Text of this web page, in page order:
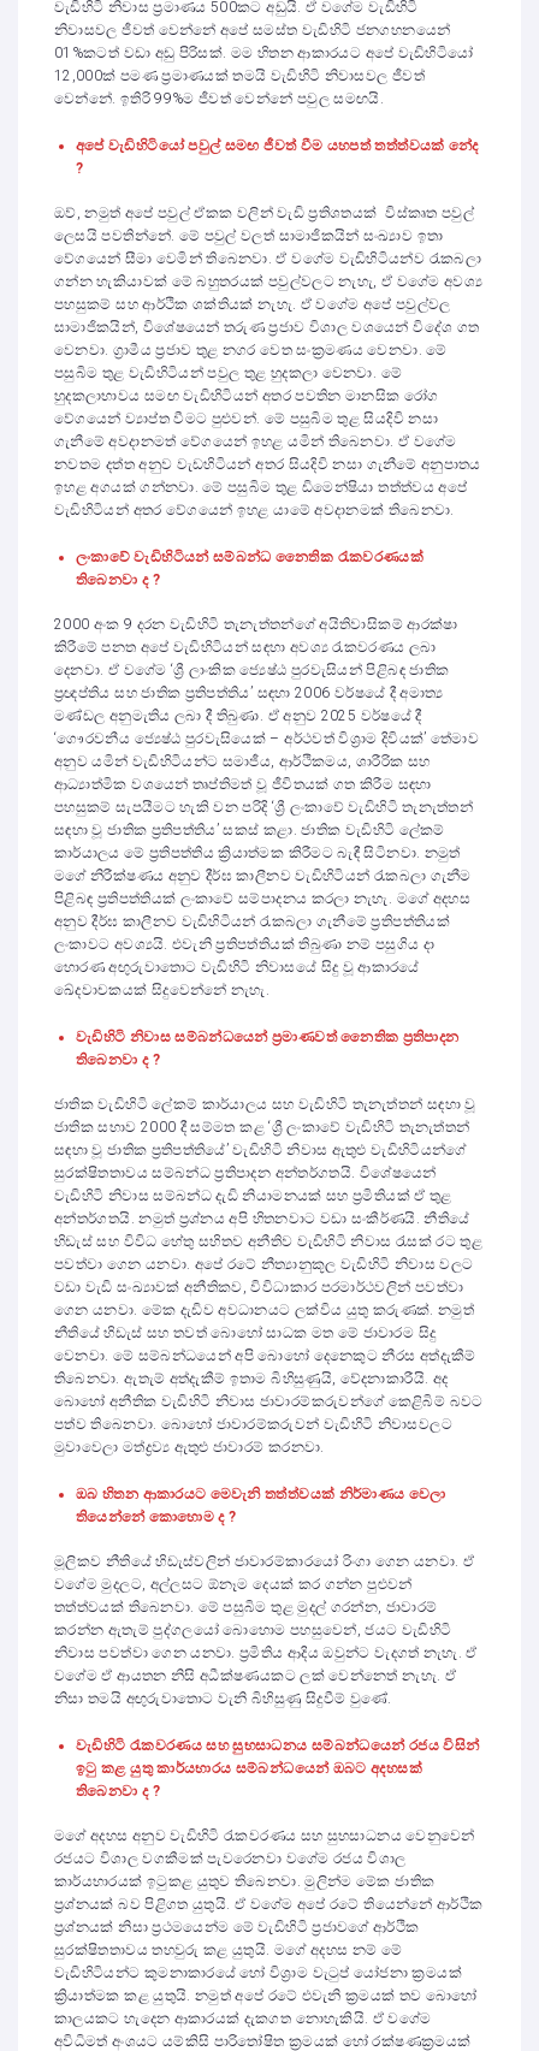
වැඩිහිටි නිවාස ප්‍රමාණය 500කට අඩුයි. ඒ වගේම වැඩිහිටි
නිවාසවල ජීවත් වෙන්නේ අපේ සමස්ත වැඩිහිටි ජනගහනයෙන්
01%කටත් වඩා අඩු පිරිසක්. මම හිතන ආකාරයට අපේ වැඩිහිටියෝ
12,000ක් පමණ ප්‍රමාණයක් තමයි වැඩිහිටි නිවාසවල ජීවත්
වෙන්නේ. ඉතිරි 99%ම ජීවත් වෙන්නේ පවුල සමඟයි.
අපේ වැඩිහිටියෝ පවුල් සමඟ ජීවත් වීම යහපත් තත්ත්වයක් නේද
?
ඔව්, නමුත් අපේ පවුල් ඒකක වලින් වැඩි ප්‍රතිශතයක් විස්කෘත පවුල්
ලෙසයි පවතින්නේ. මේ පවුල් වලත් සාමාජිකයින් සංඛ්‍යාව ඉතා
වේගයෙන් සීමා වෙමින් තිබෙනවා. ඒ වගේම වැඩිහිටියන්ව රැකබලා
ගන්න හැකියාවක් මේ බහුතරයක් පවුල්වලට නැහැ, ඒ වගේම අවශ්‍ය
පහසුකම් සහ ආර්ථික ශක්තියක් නැහැ. ඒ වගේම අපේ පවුල්වල
සාමාජිකයින්, විශේෂයෙන් තරුණ ප්‍රජාව විශාල වශයෙන් විදේශ ගත
වෙනවා. ග්‍රාමීය ප්‍රජාව තුළ නගර වෙත සංක්‍රමණය වෙනවා. මේ
පසුබිම තුළ වැඩිහිටියන් පවුල තුළ හුදකලා වෙනවා. මේ
හුදකලාභාවය සමඟ වැඩිහිටියන් අතර පවතින මානසික රෝග
වේගයෙන් ව්‍යාප්ත වීමට පුළුවන්. මේ පසුබිම තුළ සියදිවි නසා
ගැනීමේ අවදානමත් වේගයෙන් ඉහළ යමින් තිබෙනවා. ඒ වගේම
නවතම දත්ත අනුව වැඩහිටියන් අතර සියදිවි නසා ගැනීමේ අනුපාතය
ඉහළ අගයක් ගන්නවා. මේ පසුබිම තුළ ඩිමෙන්ෂියා තත්ත්වය අපේ
වැඩිහිටියන් අතර වේගයෙන් ඉහළ යාමේ අවදානමක් තිබෙනවා.
ලංකාවේ වැඩිහිටියන් සම්බන්ධ නෛතික රැකවරණයක්
තිබෙනවා ද ?
2000 අංක 9 දරන වැඩිහිටි තැනැත්තන්ගේ අයිතිවාසිකම් ආරක්ෂා
කිරීමේ පනත අපේ වැඩිහිටියන් සඳහා අවශ්‍ය රැකවරණය ලබා
දෙනවා. ඒ වගේම ‘ශ්‍රී ලාංකික ජ්‍යෙෂ්ඨ පුරවැසියන් පිළිබඳ ජාතික
ප්‍රඥප්තිය සහ ජාතික ප්‍රතිපත්තිය’ සඳහා 2006 වර්ෂයේ දී අමාත්‍ය
මණ්ඩල අනුමැතිය ලබා දී තිබුණා. ඒ අනුව 2025 වර්ෂයේ දී
‘ගෞරවනීය ජ්‍යෙෂ්ඨ පුරවැසියෙක් – අර්ථවත් විශ්‍රාම දිවියක්’ තේමාව
අනුව යමින් වැඩිහිටියන්ට සමාජීය, ආර්ථිකමය, ශාරීරික සහ
ආධ්‍යාත්මික වශයෙන් තෘප්තිමත් වූ ජීවිතයක් ගත කිරීම සඳහා
පහසුකම් සැපයීමට හැකි වන පරිදි ‘ශ්‍රී ලංකාවේ වැඩිහිටි තැනැත්තන්
සඳහා වූ ජාතික ප්‍රතිපත්තිය’ සකස් කළා. ජාතික වැඩිහිටි ලේකම්
කාර්යාලය මේ ප්‍රතිපත්තිය ක්‍රියාත්මක කිරීමට බැඳී සිටිනවා. නමුත්
මගේ නිරීක්ෂණය අනුව දීර්ඝ කාලීනව වැඩිහිටියන් රැකබලා ගැනීම
පිළිබඳ ප්‍රතිපත්තියක් ලංකාවේ සම්පාදනය කරලා නැහැ. මගේ අදහස
අනුව දීර්ඝ කාලීනව වැඩිහිටියන් රැකබලා ගැනීමේ ප්‍රතිපත්තියක්
ලංකාවට අවශ්‍යයි. එවැනි ප්‍රතිපත්තියක් තිබුණා නම් පසුගිය දා
හොරණ අඟුරුවාතොට වැඩිහිටි නිවාසයේ සිදු වූ ආකාරයේ
ඛේදවාචකයක් සිදුවෙන්නේ නැහැ.
වැඩිහිටි නිවාස සම්බන්ධයෙන් ප්‍රමාණවත් නෛතික ප්‍රතිපාදන
තිබෙනවා ද ?
ජාතික වැඩිහිටි ලේකම් කාර්යාලය සහ වැඩිහිටි තැනැත්තන් සඳහා වූ
ජාතික සභාව 2000 දී සම්මත කළ ‘ශ්‍රී ලංකාවේ වැඩිහිටි තැනැත්තන්
සඳහා වූ ජාතික ප්‍රතිපත්තියේ’ වැඩිහිටි නිවාස ඇතුළු වැඩිහිටියන්ගේ
සුරක්ෂිතතාවය සම්බන්ධ ප්‍රතිපාදන අන්තර්ගතයි. විශේෂයෙන්
වැඩිහිටි නිවාස සම්බන්ධ දැඩි නියාමනයක් සහ ප්‍රමිතියක් ඒ තුළ
අන්තර්ගතයි. නමුත් ප්‍රශ්නය අපි හිතනවාට වඩා සංකීර්ණයි. නීතියේ
හිඩැස් සහ විවිධ හේතු සහිතව අනීතිව වැඩිහිටි නිවාස රැසක් රට තුළ
පවත්වා ගෙන යනවා. අපේ රටේ නීත්‍යානුකූල වැඩිහිටි නිවාස වලට
වඩා වැඩි සංඛ්‍යාවක් අනීතිකව, විවිධාකාර පරමාර්ථවලින් පවත්වා
ගෙන යනවා. මේක දැඩිව අවධානයට ලක්විය යුතු කරුණක්. නමුත්
නීතියේ හිඩැස් සහ තවත් බොහෝ සාධක මත මේ ජාවාරම සිදු
වෙනවා. මේ සම්බන්ධයෙන් අපි බොහෝ දෙනෙකුට නීරස අත්දැකීම්
තිබෙනවා. ඇතැම් අත්දැකීම් ඉතාම බිහිසුණුයි, වේදනාකාරීයි. අද
බොහෝ අනීතික වැඩිහිටි නිවාස ජාවාරම්කරුවන්ගේ කෙළිබිම් බවට
පත්ව තිබෙනවා. බොහෝ ජාවාරම්කරුවන් වැඩිහිටි නිවාසවලට
මුවාවෙලා මත්ද්‍රව්‍ය ඇතුළු ජාවාරම් කරනවා.
ඔබ හිතන ආකාරයට මෙවැනි තත්ත්වයක් නිර්මාණය වෙලා
තියෙන්නේ කොහොම ද ?
මූලිකව නීතියේ හිඩැස්වලින් ජාවාරම්කාරයෝ රිංගා ගෙන යනවා. ඒ
වගේම මුදලට, අල්ලසට ඕනෑම දෙයක් කර ගන්න පුළුවන්
තත්ත්වයක් තිබෙනවා. මේ පසුබිම තුළ මුදල් ගරන්න, ජාවාරම්
කරන්න ඇතැම් පුද්ගලයෝ බොහොම පහසුවෙන්, ජයට වැඩිහිටි
නිවාස පවත්වා ගෙන යනවා. ප්‍රමිතිය ආදිය ඔවුන්ට වැදගත් නැහැ. ඒ
වගේම ඒ ආයතන නිසි අධීක්ෂණයකට ලක් වෙන්නෙත් නැහැ. ඒ
නිසා තමයි අඟුරුවාතොට වැනි බිහිසුණු සිදුවීම් වුණේ.
වැඩිහිටි රැකවරණය සහ සුභසාධනය සම්බන්ධයෙන් රජය විසින්
ඉටු කළ යුතු කාර්යභාරය සම්බන්ධයෙන් ඔබට අදහසක්
තිබෙනවා ද ?
මගේ අදහස අනුව වැඩිහිටි රැකවරණය සහ සුභසාධනය වෙනුවෙන්
රජයට විශාල වගකීමක් පැවරෙනවා වගේම රජය විශාල
කාර්යභාරයක් ඉටුකළ යුතුව තිබෙනවා. මුලින්ම මේක ජාතික
ප්‍රශ්නයක් බව පිළිගත යුතුයි. ඒ වගේම අපේ රටේ තියෙන්නේ ආර්ථික
ප්‍රශ්නයක් නිසා ප්‍රථමයෙන්ම මේ වැඩිහිටි ප්‍රජාවගේ ආර්ථික
සුරක්ෂිතතාවය තහවුරු කළ යුතුයි. මගේ අදහස නම් මේ
වැඩිහිටියන්ට කුමනාකාරයේ හෝ විශ්‍රාම වැටුප් යෝජනා ක්‍රමයක්
ක්‍රියාත්මක කළ යුතුයි. නමුත් අපේ රටේ එවැනි ක්‍රමයක් තව බොහෝ
කාලයකට හැදෙන ආකාරයක් දැකගත නොහැකියි. ඒ වගේම
අවිධිමත් අංශයට යම්කිසි පාරිතෝෂිත ක්‍රමයක් හෝ රක්ෂණක්‍රමයක්